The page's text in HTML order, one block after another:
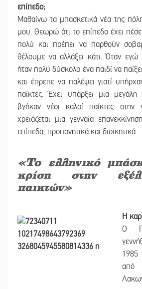
επίπεδο;
Μαθαίνω τα μπασκετικά νέα της
μου. Θεωρώ ότι το επίπεδο έχει
πολύ και πρέπει να παρθούν
θέλουμε να αλλάξει κάτι. Όταν
ήταν πολύ δύσκολο ένα παιδί να
και έπρεπε να παλέψει γιατί
παίκτες. Έχει υπάρξει μια
βγήκαν νέοι καλοί παίκτες στην
χρειάζεται μια γενναία
επίπεδα, προπονητικά και διοικητικά.
«Το ελληνικό
κρίση στην
παικτών»
Η
Ο
1985
από